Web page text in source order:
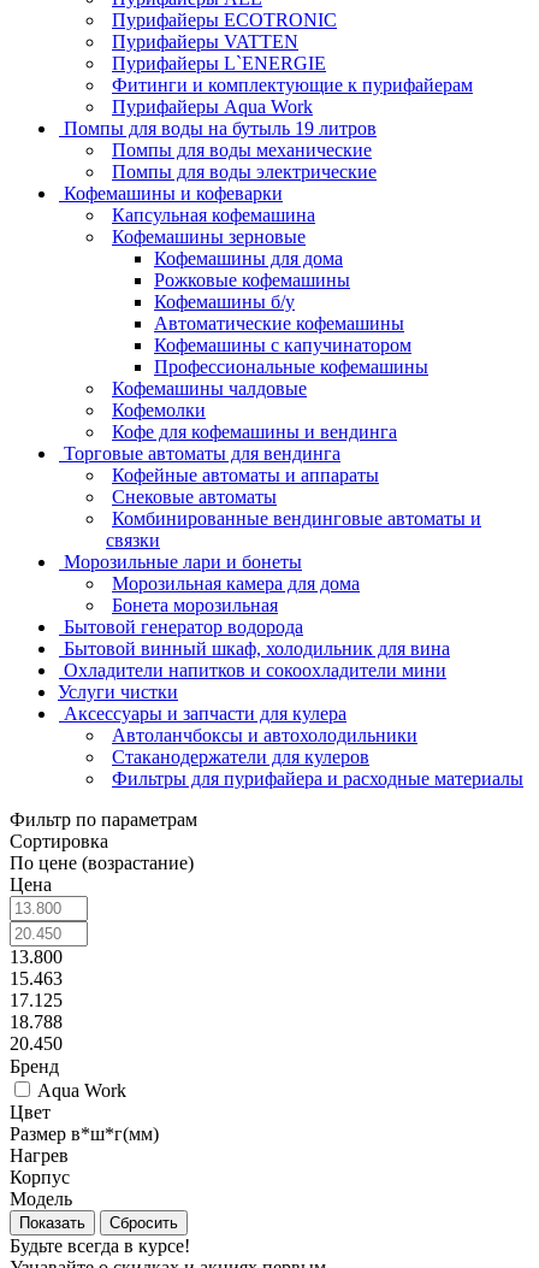
Пурифайеры ECOTRONIC
Пурифайеры VATTEN
Пурифайеры L`ENERGIE
Фитинги и комплектующие к пурифайерам
Пурифайеры Aqua Work
Помпы для воды на бутыль 19 литров
Помпы для воды механические
Помпы для воды электрические
Кофемашины и кофеварки
Капсульная кофемашина
Кофемашины зерновые
Кофемашины для дома
Рожковые кофемашины
Кофемашины б/у
Автоматические кофемашины
Кофемашины с капучинатором
Профессиональные кофемашины
Кофемашины чалдовые
Кофемолки
Кофе для кофемашины и вендинга
Торговые автоматы для вендинга
Кофейные автоматы и аппараты
Снековые автоматы
Комбинированные вендинговые автоматы и
связки
Морозильные лари и бонеты
Морозильная камера для дома
Бонета морозильная
Бытовой генератор водорода
Бытовой винный шкаф, холодильник для вина
Охладители напитков и сокоохладители мини
Услуги чистки
Аксессуары и запчасти для кулера
Автоланчбоксы и автохолодильники
Стаканодержатели для кулеров
Фильтры для пурифайера и расходные материалы
Фильтр по параметрам
Сортировка
По цене (возрастание)
Цена
13.800
15.463
17.125
18.788
20.450
Бренд
Aqua Work
Цвет
Размер в*ш*г(мм)
Нагрев
Корпус
Модель
Сбросить
Будьте всегда в курсе!